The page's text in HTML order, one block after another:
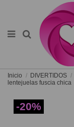
Inicio DIVERTIDOS
lentejuelas fuscia chica
-20%